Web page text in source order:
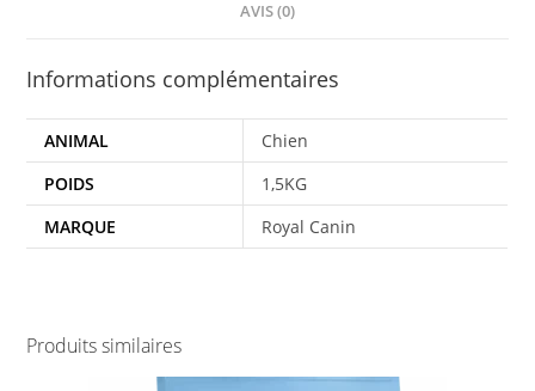
AVIS (0)
Informations complémentaires
ANIMAL
Chien
POIDS
1,5KG
MARQUE
Royal Canin
Produits similaires